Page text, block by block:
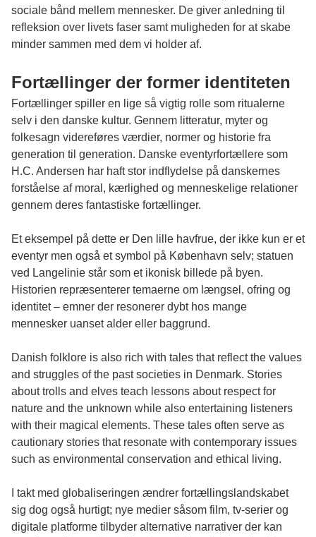
sociale bånd mellem mennesker. De giver anledning til
refleksion over livets faser samt muligheden for at skabe
minder sammen med dem vi holder af.
Fortællinger der former identiteten
Fortællinger spiller en lige så vigtig rolle som ritualerne
selv i den danske kultur. Gennem litteratur, myter og
folkesagn videreføres værdier, normer og historie fra
generation til generation. Danske eventyrfortællere som
H.C. Andersen har haft stor indflydelse på danskernes
forståelse af moral, kærlighed og menneskelige relationer
gennem deres fantastiske fortællinger.
Et eksempel på dette er Den lille havfrue, der ikke kun er et
eventyr men også et symbol på København selv; statuen
ved Langelinie står som et ikonisk billede på byen.
Historien repræsenterer temaerne om længsel, ofring og
identitet – emner der resonerer dybt hos mange
mennesker uanset alder eller baggrund.
Danish folklore is also rich with tales that reflect the values
and struggles of the past societies in Denmark. Stories
about trolls and elves teach lessons about respect for
nature and the unknown while also entertaining listeners
with their magical elements. These tales often serve as
cautionary stories that resonate with contemporary issues
such as environmental conservation and ethical living.
I takt med globaliseringen ændrer fortællingslandskabet
sig dog også hurtigt; nye medier såsom film, tv-serier og
digitale platforme tilbyder alternative narrativer der kan